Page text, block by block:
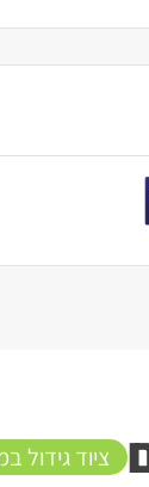
ציוד גידול